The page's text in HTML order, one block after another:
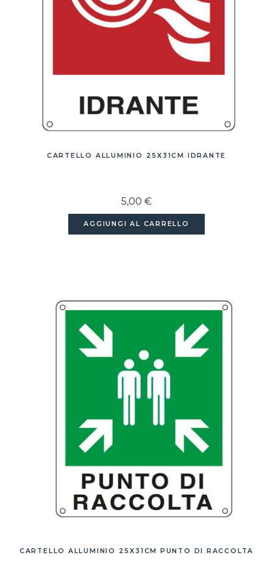
CARTELLO ALLUMINIO 25X31CM IDRANTE
5,00 €
AGGIUNGI AL CARRELLO
CARTELLO ALLUMINIO 25X31CM PUNTO DI RACCOLTA